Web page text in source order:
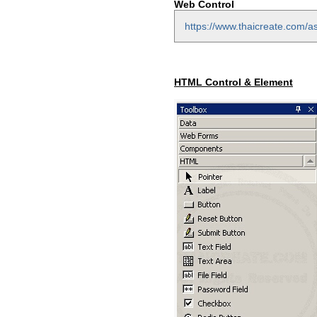
Web Control
https://www.thaicreate.com/
HTML Control & Element